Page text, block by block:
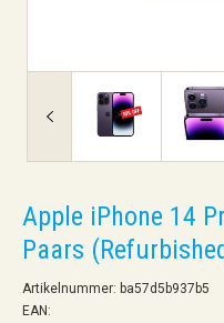
Apple iPhone 14
Paars
Artikelnummer: ba57d5b937b5
EAN: